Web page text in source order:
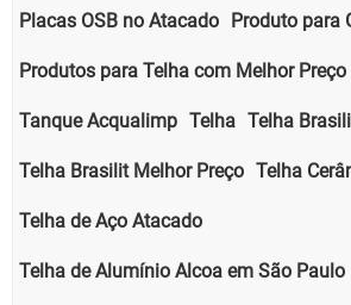
Placas OSB no Atacado Produto para
Produtos para Telha com Melhor Preço
Tanque Acqualimp Telha Telha
Telha Brasilit Melhor Preço Telha
Telha de Aço Atacado
Telha de Alumínio Alcoa em São Paulo